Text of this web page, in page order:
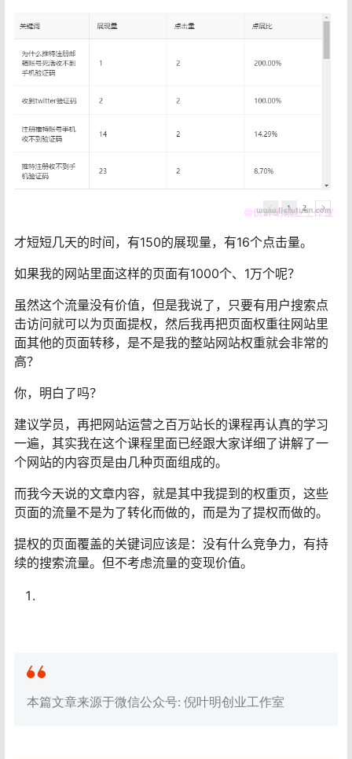
才短短几天的时间，有150的展现量，有16个点击量。
如果我的网站里面这样的页面有1000个、1万个呢？
虽然这个流量没有价值，但是我说了，只要有用户搜索点
击访问就可以为页面提权，然后我再把页面权重往网站里
面其他的页面转移，是不是我的整站网站权重就会非常的
高？
你，明白了吗？
建议学员，再把网站运营之百万站长的课程再认真的学习
一遍，其实我在这个课程里面已经跟大家详细了讲解了一
个网站的内容页是由几种页面组成的。
而我今天说的文章内容，就是其中我提到的权重页，这些
页面的流量不是为了转化而做的，而是为了提权而做的。
提权的页面覆盖的关键词应该是：没有什么竞争力，有持
续的搜索流量。但不考虑流量的变现价值。
本篇文章来源于微信公众号: 倪叶明创业工作室